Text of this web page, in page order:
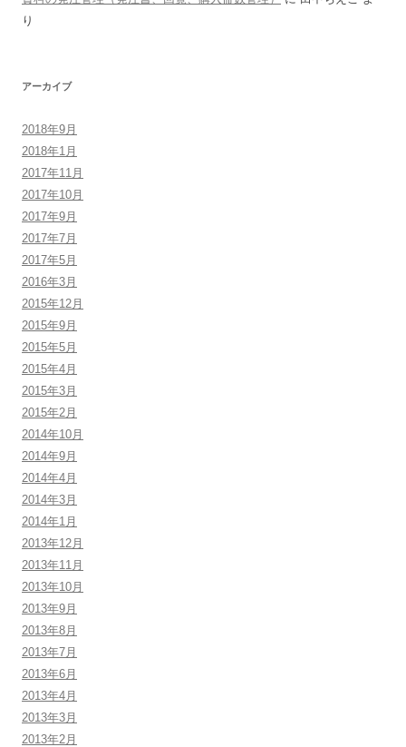
り
アーカイブ
2018年9月
2018年1月
2017年11月
2017年10月
2017年9月
2017年7月
2017年5月
2016年3月
2015年12月
2015年9月
2015年5月
2015年4月
2015年3月
2015年2月
2014年10月
2014年9月
2014年4月
2014年3月
2014年1月
2013年12月
2013年11月
2013年10月
2013年9月
2013年8月
2013年7月
2013年6月
2013年4月
2013年3月
2013年2月